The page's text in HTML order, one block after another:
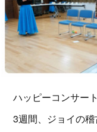
ハッピーコンサー
3週間、ジョイの稽